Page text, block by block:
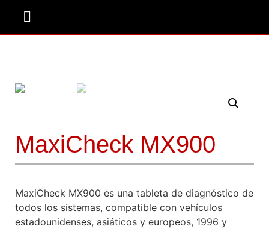
MaxiCheck MX900
MaxiCheck MX900 es una tableta de diagnóstico de
todos los sistemas, compatible con vehículos
estadounidenses, asiáticos y europeos, 1996 y